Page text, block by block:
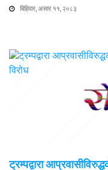
बिहिवार, असार ११, २०८३
ट्रम्पद्वारा